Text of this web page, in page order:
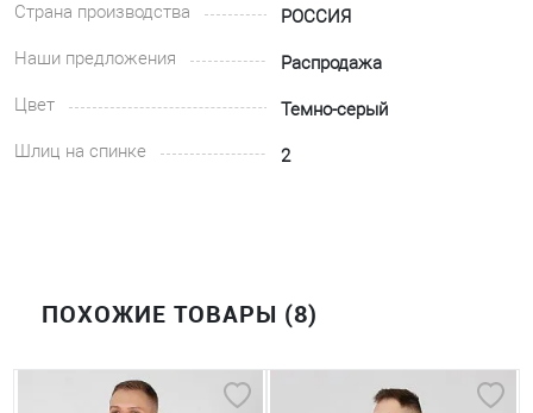
Страна производства
РОССИЯ
Наши предложения
Распродажа
Цвет
Темно-серый
Шлиц на спинке
2
ПОХОЖИЕ ТОВАРЫ (8)